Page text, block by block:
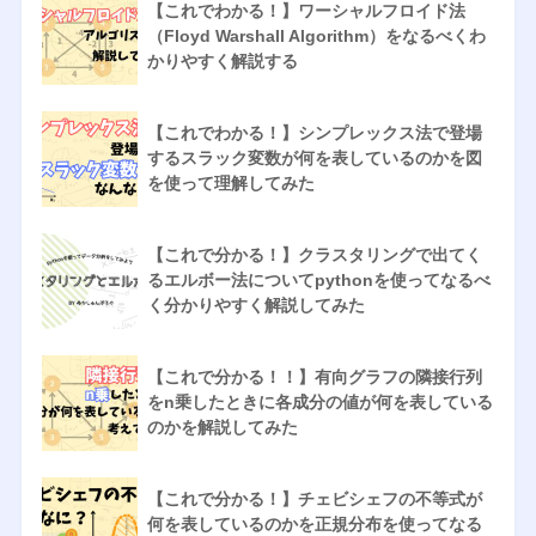
【これでわかる！】ワーシャルフロイド法
（Floyd Warshall Algorithm）をなるべくわ
かりやすく解説する
【これでわかる！】シンプレックス法で登場
するスラック変数が何を表しているのかを図
を使って理解してみた
【これで分かる！】クラスタリングで出てく
るエルボー法についてpythonを使ってなるべ
く分かりやすく解説してみた
【これで分かる！！】有向グラフの隣接行列
をn乗したときに各成分の値が何を表している
のかを解説してみた
【これで分かる！】チェビシェフの不等式が
何を表しているのかを正規分布を使ってなる